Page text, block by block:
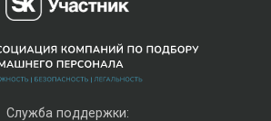
Служба поддержки: